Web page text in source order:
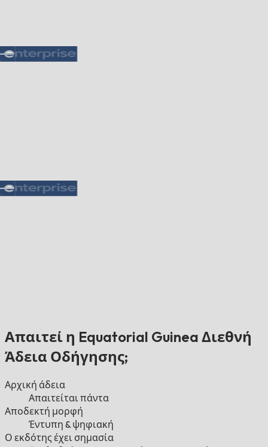
Απαιτεί η Equatorial Guinea Διεθνή
Άδεια Οδήγησης;
Αρχική άδεια
Απαιτείται πάντα
Αποδεκτή μορφή
Έντυπη & ψηφιακή
Ο εκδότης έχει σημασία